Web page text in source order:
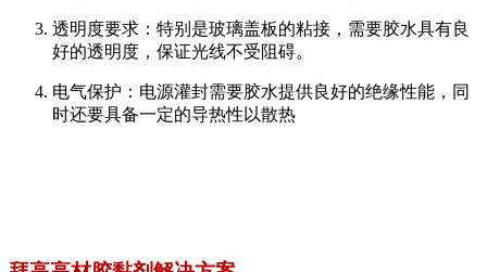
透明度要求：特别是玻璃盖板的粘接，需要胶水具有良
好的透明度，保证光线不受阻碍。
电气保护：电源灌封需要胶水提供良好的绝缘性能，同
时还要具备一定的导热性以散热